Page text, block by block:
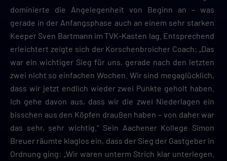
dominierte die Angelegenheit von Beginn an – was
gerade in der Anfangsphase auch an einem sehr starken
Keeper Sven Bartmann im TVK-Kasten lag. Entsprechend
erleichtert zeigte sich der Korschenbroicher Coach: „Das
war ein wichtiger Sieg für uns, gerade nach den letzten
zwei nicht so einfachen Wochen. Wir sind megaglücklich,
dass wir jetzt endlich wieder zwei Punkte geholt haben.
Ich gehe davon aus, dass wir die zwei Niederlagen ein
bisschen aus den Köpfen draußen haben – von daher war
das sehr, sehr wichtig.“ Sein Aachener Kollege Simon
Breuer räumte klaglos ein, dass der Sieg der Gastgeber in
Ordnung ging: „Wir waren unterm Strich klar unterlegen.